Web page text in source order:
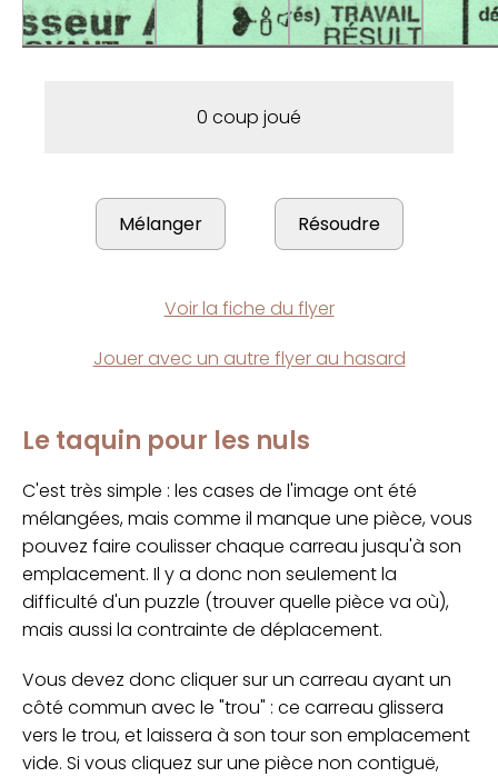
0 coup joué
Voir la fiche du flyer
Jouer avec un autre flyer au hasard
Le taquin pour les nuls
C'est très simple : les cases de l'image ont été
mélangées, mais comme il manque une pièce, vous
pouvez faire coulisser chaque carreau jusqu'à son
emplacement. Il y a donc non seulement la
difficulté d'un puzzle (trouver quelle pièce va où),
mais aussi la contrainte de déplacement.
Vous devez donc cliquer sur un carreau ayant un
côté commun avec le "trou" : ce carreau glissera
vers le trou, et laissera à son tour son emplacement
vide. Si vous cliquez sur une pièce non contiguë,